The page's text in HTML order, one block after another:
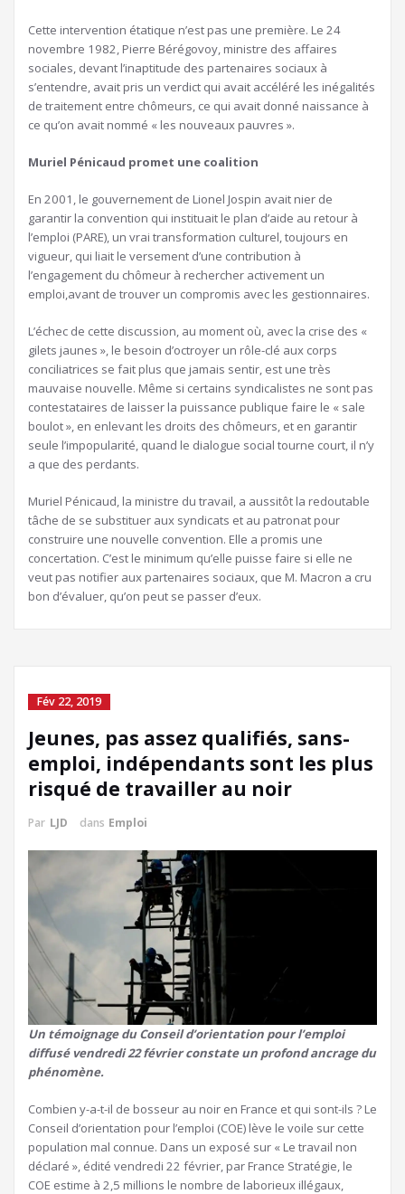
Cette intervention étatique n’est pas une première. Le 24
novembre 1982, Pierre Bérégovoy, ministre des affaires
sociales, devant l’inaptitude des partenaires sociaux à
s’entendre, avait pris un verdict qui avait accéléré les inégalités
de traitement entre chômeurs, ce qui avait donné naissance à
ce qu’on avait nommé « les nouveaux pauvres ».
Muriel Pénicaud promet une coalition
En 2001, le gouvernement de Lionel Jospin avait nier de
garantir la convention qui instituait le plan d’aide au retour à
l’emploi (PARE), un vrai transformation culturel, toujours en
vigueur, qui liait le versement d’une contribution à
l’engagement du chômeur à rechercher activement un
emploi,avant de trouver un compromis avec les gestionnaires.
L’échec de cette discussion, au moment où, avec la crise des «
gilets jaunes », le besoin d’octroyer un rôle-clé aux corps
conciliatrices se fait plus que jamais sentir, est une très
mauvaise nouvelle. Même si certains syndicalistes ne sont pas
contestataires de laisser la puissance publique faire le « sale
boulot », en enlevant les droits des chômeurs, et en garantir
seule l’impopularité, quand le dialogue social tourne court, il n’y
a que des perdants.
Muriel Pénicaud, la ministre du travail, a aussitôt la redoutable
tâche de se substituer aux syndicats et au patronat pour
construire une nouvelle convention. Elle a promis une
concertation. C’est le minimum qu’elle puisse faire si elle ne
veut pas notifier aux partenaires sociaux, que M. Macron a cru
bon d’évaluer, qu’on peut se passer d’eux.
Fév 22, 2019
Jeunes, pas assez qualifiés, sans-
emploi, indépendants sont les plus
risqué de travailler au noir
Par LJD dans Emploi
Un témoignage du Conseil d’orientation pour l’emploi
diffusé vendredi 22 février constate un profond ancrage du
phénomène.
Combien y-a-t-il de bosseur au noir en France et qui sont-ils ? Le
Conseil d’orientation pour l’emploi (COE) lève le voile sur cette
population mal connue. Dans un exposé sur « Le travail non
déclaré », édité vendredi 22 février, par France Stratégie, le
COE estime à 2,5 millions le nombre de laborieux illégaux,